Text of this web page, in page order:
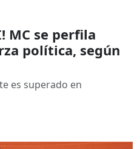
MC se perfila
política, según
es superado en